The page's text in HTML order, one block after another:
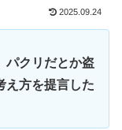
2025.09.24
パクリだとか盗
え方を提言した